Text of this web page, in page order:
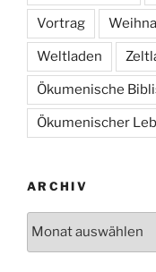
Vortrag
Weltladen
Ökumenische
Ökumenischer
ARCHIV